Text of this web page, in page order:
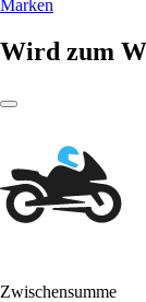
Marken
Wird zum
Zwischensumme